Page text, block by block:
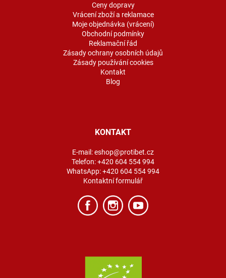
Ceny dopravy
Vrácení zboží a reklamace
Moje objednávka (vrácení)
Obchodní podmínky
Reklamační řád
Zásady ochrany osobních údajů
Zásady používání cookies
Kontakt
Blog
KONTAKT
E-mail:eshop@protibet.cz
Telefon:+420 604 554 994
WhatsApp:+420 604 554 994
Kontaktní formulář